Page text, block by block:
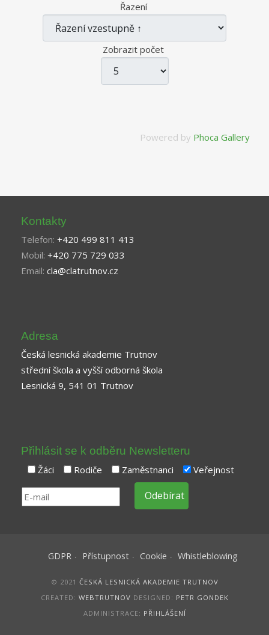
Řazení
Zobrazit počet
Powered by Phoca Gallery
Kontakty
Telefon: +420 499 811 413
Mobil: +420 775 729 033
Email: cla@clatrutnov.cz
Adresa
Česká lesnická akademie Trutnov
střední škola a vyšší odborná škola
Lesnická 9, 541 01 Trutnov
Přihlásit se k odběru Newsletteru
Žáci Rodiče Zaměstnanci Veřejnost
GDPR Přístupnost Cookie Whistleblowing
© 2021 ČESKÁ LESNICKÁ AKADEMIE TRUTNOV
CREATED: WEBTRUTNOV DESIGNED: PETR GONDEK
ADMINISTRACE: PŘIHLÁŠENÍ